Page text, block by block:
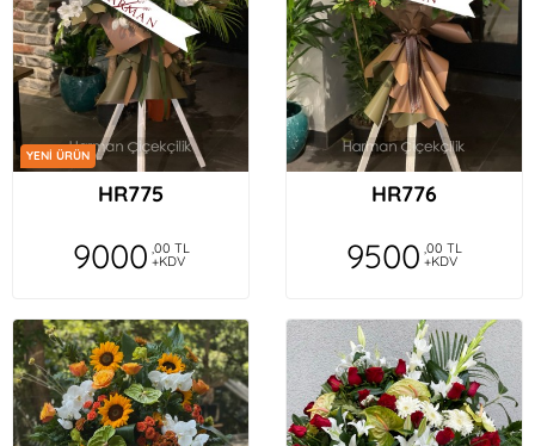
YENİ ÜRÜN
HR775
9000 ,00 TL
+KDV
HR776
9500 ,00 TL
+KDV